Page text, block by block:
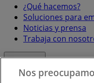
¿Qué hacemos?
Soluciones para
Noticias y prensa
Trabaja con
Nos